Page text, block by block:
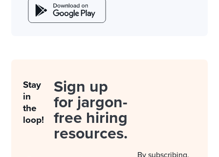
Stay
in
the
loop!
Sign up
for jargon-
free hiring
resources.